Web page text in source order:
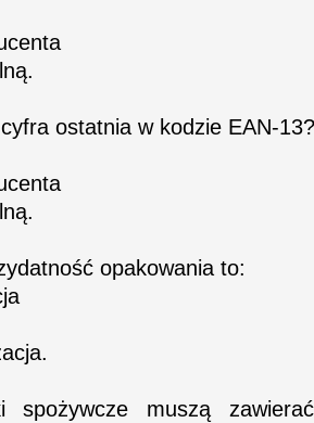
ostatnia w kodzie EAN-13?
opakowania to:
spożywcze muszą